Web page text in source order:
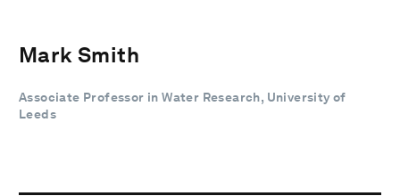
Mark Smith
Associate Professor in Water Research, University of
Leeds